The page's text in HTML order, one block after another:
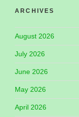
ARCHIVES
August 2026
July 2026
June 2026
May 2026
April 2026